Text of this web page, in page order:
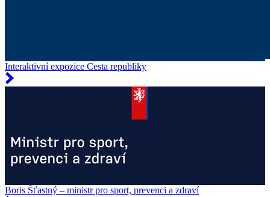
Interaktivní expozice Cesta republiky
Boris Šťastný – ministr pro sport, prevenci a zdraví